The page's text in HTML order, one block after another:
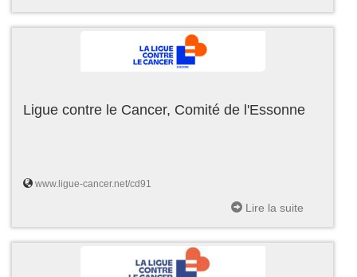
Ligue contre le Cancer, Comité de l'Essonne
www.ligue-cancer.net/cd91
Lire la suite